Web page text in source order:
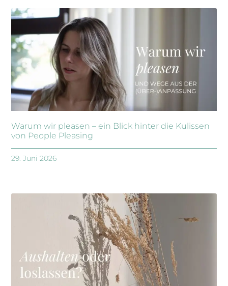
Warum wir pleasen – ein Blick hinter die Kulissen
von People Pleasing
29. Juni 2026